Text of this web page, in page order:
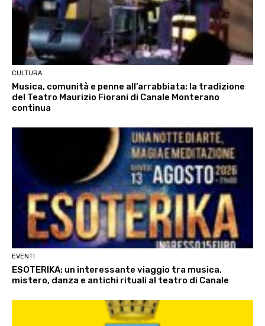
CULTURA
Musica, comunità e penne all’arrabbiata: la tradizione
del Teatro Maurizio Fiorani di Canale Monterano
continua
EVENTI
ESOTERIKA: un interessante viaggio tra musica,
mistero, danza e antichi rituali al teatro di Canale